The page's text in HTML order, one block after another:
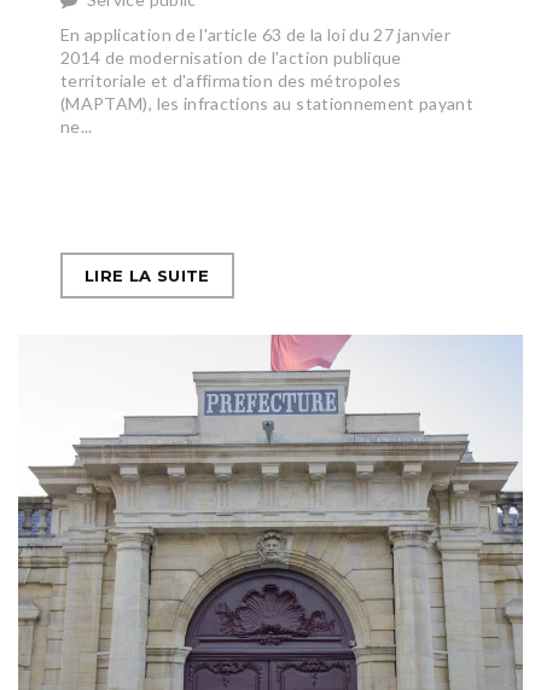
En application de l'article 63 de la loi du 27 janvier
2014 de modernisation de l'action publique
territoriale et d'affirmation des métropoles
(MAPTAM), les infractions au stationnement payant
ne...
LIRE LA SUITE